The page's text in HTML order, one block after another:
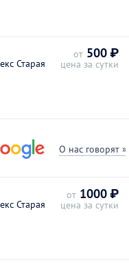
Старая
от 500 ₽
цена за сутки
О нас говорят »
Старая
от 1000 ₽
цена за сутки